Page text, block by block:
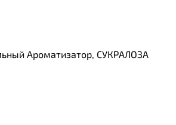
Ароматизатор, СУКРАЛОЗА